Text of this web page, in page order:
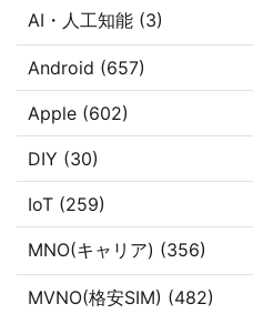
AI・人工知能 (3)
Android (657)
Apple (602)
DIY (30)
IoT (259)
MNO(キャリア) (356)
MVNO(格安SIM) (482)